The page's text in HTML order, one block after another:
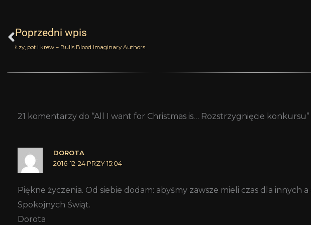
Poprzedni wpis
Łzy, pot i krew – Bulls Blood Imaginary Authors
21 komentarzy do “All I want for Christmas is… Rozstrzygnięcie konkursu”
DOROTA
2016-12-24 PRZY 15:04
Piękne życzenia. Od siebie dodam: abyśmy zawsze mieli czas dla innych a
Spokojnych Świąt.
Dorota